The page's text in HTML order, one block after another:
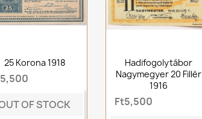
25 Korona 1918
OF STOCK
Hadifogolytábor
Nagymegyer 20 Fillér
1916
Ft5,500